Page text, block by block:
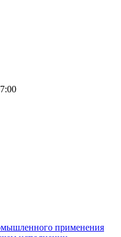
применения